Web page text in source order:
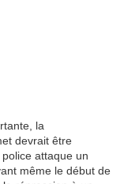
la
devrait être
attaque un
même le début de